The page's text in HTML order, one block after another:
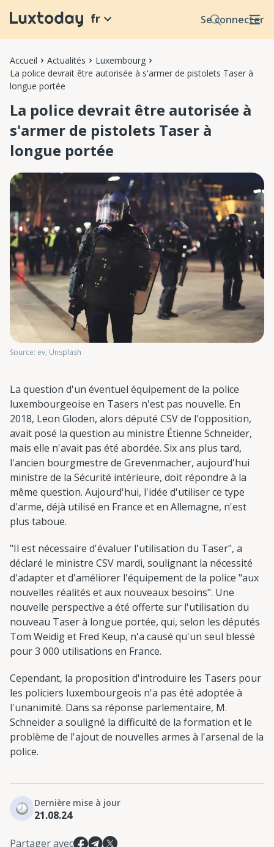
Se connecter
fr
Accueil Actualités
Luxembourg
La police devrait être autorisée à s'armer de pistolets Taser à
longue portée
La police devrait être autorisée à
s'armer de pistolets Taser à
longue portée
Source: ev, Unsplash
La question d'un éventuel équipement de la police
luxembourgeoise en Tasers n'est pas nouvelle. En
2018, Leon Gloden, alors député CSV de l'opposition,
avait posé la question au ministre Étienne Schneider,
mais elle n'avait pas été abordée. Six ans plus tard,
l'ancien bourgmestre de Grevenmacher, aujourd'hui
ministre de la Sécurité intérieure, doit répondre à la
même question. Aujourd'hui, l'idée d'utiliser ce type
d'arme, déjà utilisé en France et en Allemagne, n'est
plus taboue.
"Il est nécessaire d'évaluer l'utilisation du Taser", a
déclaré le ministre CSV mardi, soulignant la nécessité
d'adapter et d'améliorer l'équipement de la police "aux
nouvelles réalités et aux nouveaux besoins". Une
nouvelle perspective a été offerte sur l'utilisation du
nouveau Taser à longue portée, qui, selon les députés
Tom Weidig et Fred Keup, n'a causé qu'un seul blessé
pour 3 000 utilisations en France.
Cependant, la proposition d'introduire les Tasers pour
les policiers luxembourgeois n'a pas été adoptée à
l'unanimité. Dans sa réponse parlementaire, M.
Schneider a souligné la difficulté de la formation et le
problème de l'ajout de nouvelles armes à l'arsenal de la
police.
Dernière mise à jour
21.08.24
Partager avec